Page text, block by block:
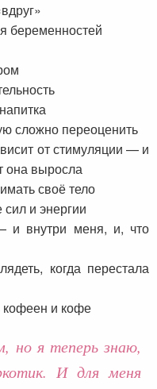
беременностей
сложно переоценить
от стимуляции — и
она выросла
своё тело
и энергии
внутри меня, и, что
когда перестала
кофеен и кофе
но я теперь знаю,
И для меня